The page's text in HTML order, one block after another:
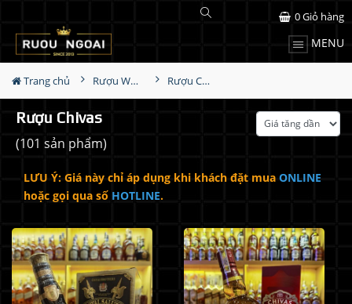
MENU
0Giỏ hàng
Trang chủ Rượu Whisky Rượu Chivas
Rượu Chivas
(101 sản phẩm)
LƯU Ý: Giá này chỉ áp dụng khi khách đặt mua ONLINE
hoặc gọi qua số HOTLINE.